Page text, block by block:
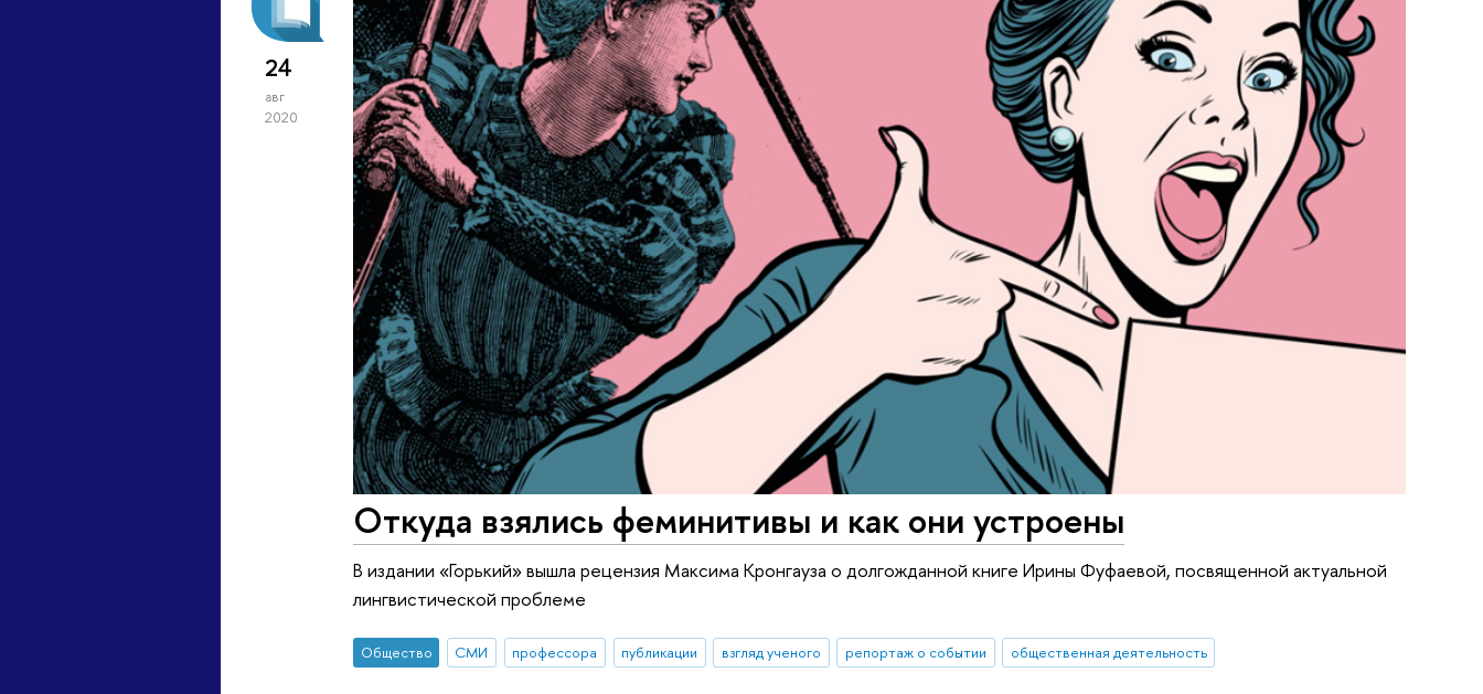
24
авг
2020
Откуда взялись феминитивы и как они устроены
В издании «Горький» вышла рецензия Максима Кронгауза о долгожданной книге Ирины Фуфаевой, посвященной актуальной
лингвистической проблеме
Общество СМИ профессора публикации взгляд ученого репортаж о событии общественная деятельность